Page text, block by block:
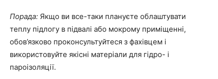
Порада: Якщо ви все-таки плануєте облаштувати
теплу підлогу в підвалі або мокрому приміщенні,
обов’язково проконсультуйтеся з фахівцем і
використовуйте якісні матеріали для гідро- і
пароізоляції.